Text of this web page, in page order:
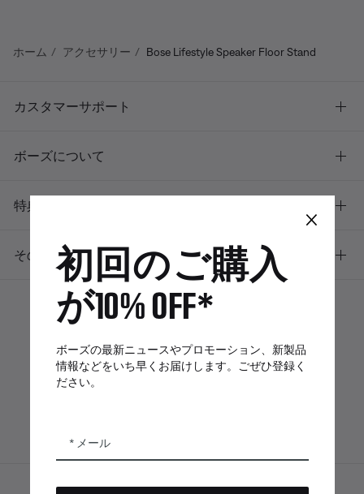
ホーム アクセサリー Bose Lifestyle Speaker Floor Stand
カスタマーサポート
ボーズについて
特典
その他のリンク
プリ
App
×
初回のご購入
が10% OFF*
ボーズの最新ニュースやプロモーション、新製品
情報などをいち早くお届けします。ごぜひ登録く
ださい。
メール